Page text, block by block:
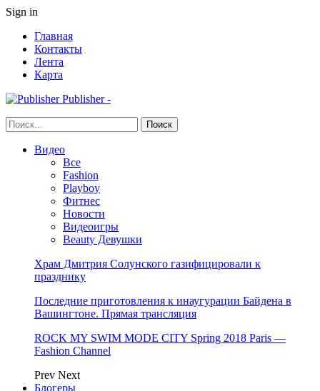
Sign in
Главная
Контакты
Лента
Карта
Publisher -
Видео
Все
Fashion
Playboy
Фитнес
Новости
Видеоигры
Beauty Девушки
Храм Дмитрия Солунского газифицировали к
празднику
Последние приготовления к инаугурации Байдена в
Вашингтоне. Прямая трансляция
ROCK MY SWIM MODE CITY Spring 2018 Paris —
Fashion Channel
Prev Next
Блогеры